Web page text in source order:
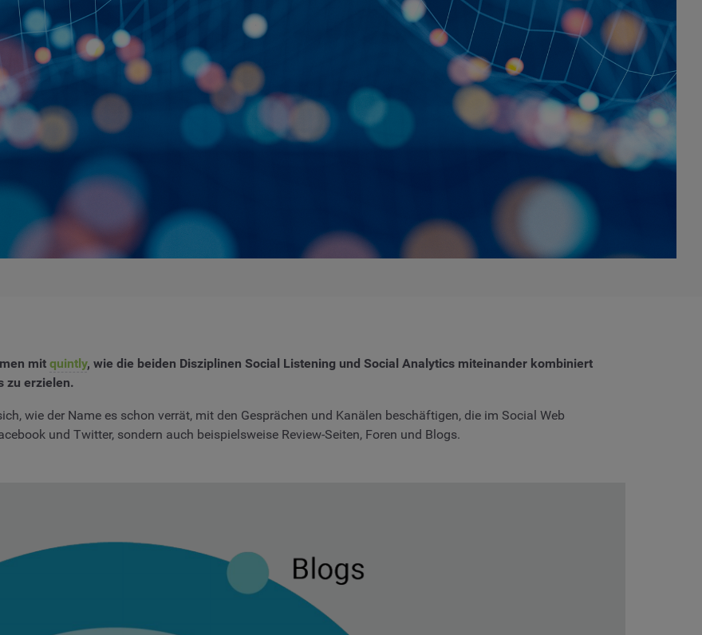
mit quintly, wie die beiden Disziplinen Social Listening und Social Analytics miteinander kombiniert
zu erzielen.
wie der Name es schon verrät, mit den Gesprächen und Kanälen beschäftigen, die im Social Web
und Twitter, sondern auch beispielsweise Review-Seiten, Foren und Blogs.